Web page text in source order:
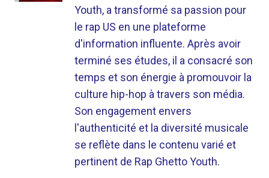
Youth, a transformé sa passion pour
le rap US en une plateforme
d'information influente. Après avoir
terminé ses études, il a consacré son
temps et son énergie à promouvoir la
culture hip-hop à travers son média.
Son engagement envers
l'authenticité et la diversité musicale
se reflète dans le contenu varié et
pertinent de Rap Ghetto Youth.